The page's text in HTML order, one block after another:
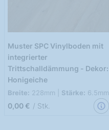
Muster SPC Vinylboden mit
integrierter
Trittschalldämmung - Dekor:
Honigeiche
Breite: 228mm | Stärke: 6.5mm
0,00 € / Stk.